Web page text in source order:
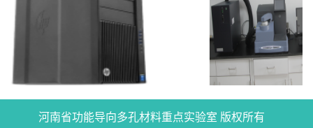
河南省功能导向多孔材料重点实验室 版权所有